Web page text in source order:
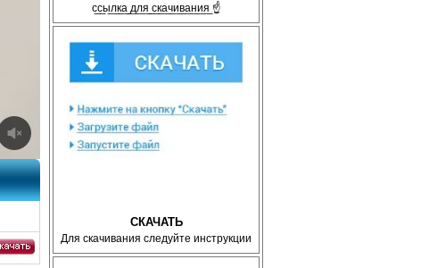
с̲с̲ы̲л̲к̲а̲ ̲д̲л̲я̲ ̲с̲к̲а̲ч̲и̲в̲а̲н̲и̲я̲ ☝
СКАЧАТЬ
Для скачивания следуйте инструкции